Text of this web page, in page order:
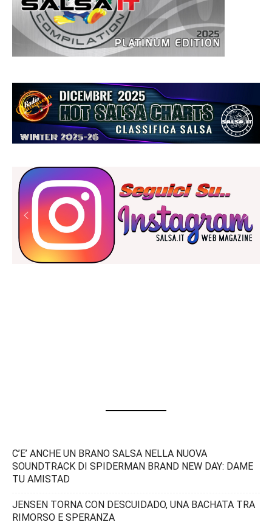
C’E’ ANCHE UN BRANO SALSA NELLA NUOVA
SOUNDTRACK DI SPIDERMAN BRAND NEW DAY: DAME
TU AMISTAD
JENSEN TORNA CON DESCUIDADO, UNA BACHATA TRA
RIMORSO E SPERANZA